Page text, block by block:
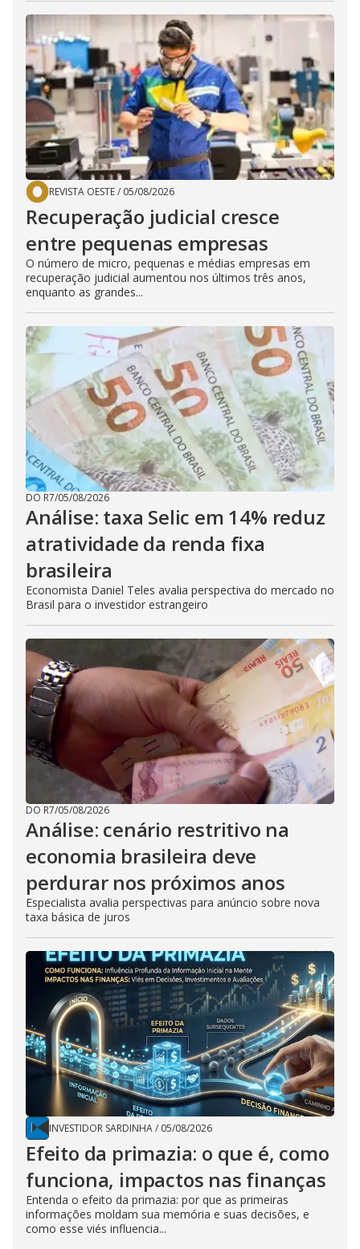
REVISTA OESTE/ 05/08/2026
Recuperação judicial cresce
entre pequenas empresas
O número de micro, pequenas e médias empresas em
recuperação judicial aumentou nos últimos três anos,
enquanto as grandes...
DO R7/05/08/2026
Análise: taxa Selic em 14% reduz
atratividade da renda fixa
brasileira
Economista Daniel Teles avalia perspectiva do mercado no
Brasil para o investidor estrangeiro
DO R7/05/08/2026
Análise: cenário restritivo na
economia brasileira deve
perdurar nos próximos anos
Especialista avalia perspectivas para anúncio sobre nova
taxa básica de juros
INVESTIDOR SARDINHA/ 05/08/2026
Efeito da primazia: o que é, como
funciona, impactos nas finanças
Entenda o efeito da primazia: por que as primeiras
informações moldam sua memória e suas decisões, e
como esse viés influencia...